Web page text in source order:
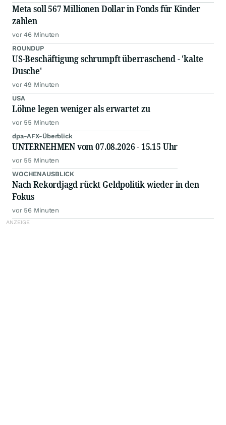
Meta soll 567 Millionen Dollar in Fonds für Kinder
zahlen
vor 46 Minuten
ROUNDUP
US-Beschäftigung schrumpft überraschend - 'kalte
Dusche'
vor 49 Minuten
USA
Löhne legen weniger als erwartet zu
vor 55 Minuten
dpa-AFX-Überblick
UNTERNEHMEN vom 07.08.2026 - 15.15 Uhr
vor 55 Minuten
WOCHENAUSBLICK
Nach Rekordjagd rückt Geldpolitik wieder in den
Fokus
vor 56 Minuten